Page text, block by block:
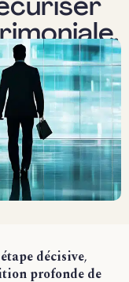
étape décisive,
profonde de